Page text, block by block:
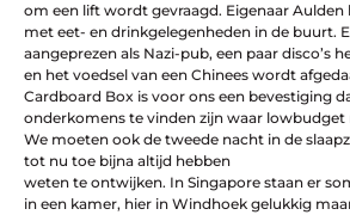
om een lift wordt gevraagd. Eigenaar
met eet- en drinkgelegenheden in de buurt.
aangeprezen als Nazi-pub, een paar disco’s
en het voedsel van een Chinees wordt
Cardboard Box is voor ons een bevestiging
onderkomens te vinden zijn waar lowbudget
We moeten ook de tweede nacht in de
tot nu toe bijna altijd hebben
weten te ontwijken. In Singapore staan er
in een kamer, hier in Windhoek gelukkig